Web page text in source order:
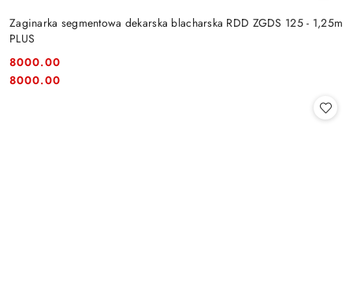
Zaginarka segmentowa dekarska blacharska RDD ZGDS 125 - 1,25m
PLUS
Cena:
8000.00
Cena:
8000.00